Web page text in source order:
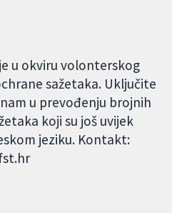
u okviru volonterskog
sažetaka. Uključite
u prevođenju brojnih
koji su još uvijek
jeziku. Kontakt: